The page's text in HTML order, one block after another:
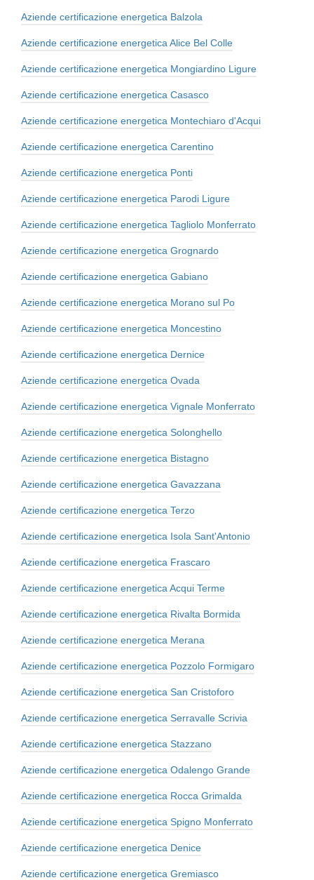
Aziende certificazione energetica Balzola
Aziende certificazione energetica Alice Bel Colle
Aziende certificazione energetica Mongiardino Ligure
Aziende certificazione energetica Casasco
Aziende certificazione energetica Montechiaro d'Acqui
Aziende certificazione energetica Carentino
Aziende certificazione energetica Ponti
Aziende certificazione energetica Parodi Ligure
Aziende certificazione energetica Tagliolo Monferrato
Aziende certificazione energetica Grognardo
Aziende certificazione energetica Gabiano
Aziende certificazione energetica Morano sul Po
Aziende certificazione energetica Moncestino
Aziende certificazione energetica Dernice
Aziende certificazione energetica Ovada
Aziende certificazione energetica Vignale Monferrato
Aziende certificazione energetica Solonghello
Aziende certificazione energetica Bistagno
Aziende certificazione energetica Gavazzana
Aziende certificazione energetica Terzo
Aziende certificazione energetica Isola Sant'Antonio
Aziende certificazione energetica Frascaro
Aziende certificazione energetica Acqui Terme
Aziende certificazione energetica Rivalta Bormida
Aziende certificazione energetica Merana
Aziende certificazione energetica Pozzolo Formigaro
Aziende certificazione energetica San Cristoforo
Aziende certificazione energetica Serravalle Scrivia
Aziende certificazione energetica Stazzano
Aziende certificazione energetica Odalengo Grande
Aziende certificazione energetica Rocca Grimalda
Aziende certificazione energetica Spigno Monferrato
Aziende certificazione energetica Denice
Aziende certificazione energetica Gremiasco